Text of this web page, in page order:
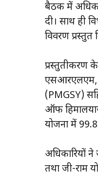
बैठक में
दी। साथ ही
विवरण प्रस्तुत
प्रस्तुतीकरण के
एसआरएलएम,
(PMGSY)
ऑफ
योजना में
अधिकारियों
तथा जी-राम